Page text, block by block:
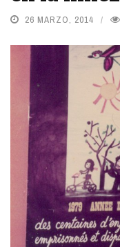
26 MARZO, 2014